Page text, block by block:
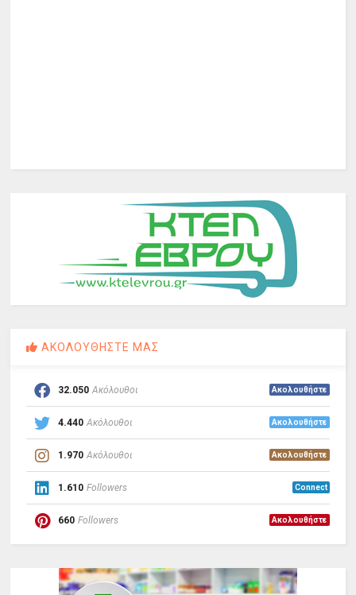
ΑΚΟΛΟΥΘΗΣΤΕ ΜΑΣ
32.050 Ακόλουθοι Ακολουθήστε
4.440 Ακόλουθοι Ακολουθήστε
1.970 Ακόλουθοι Ακολουθήστε
1.610 Followers Connect
660 Followers Ακολουθήστε